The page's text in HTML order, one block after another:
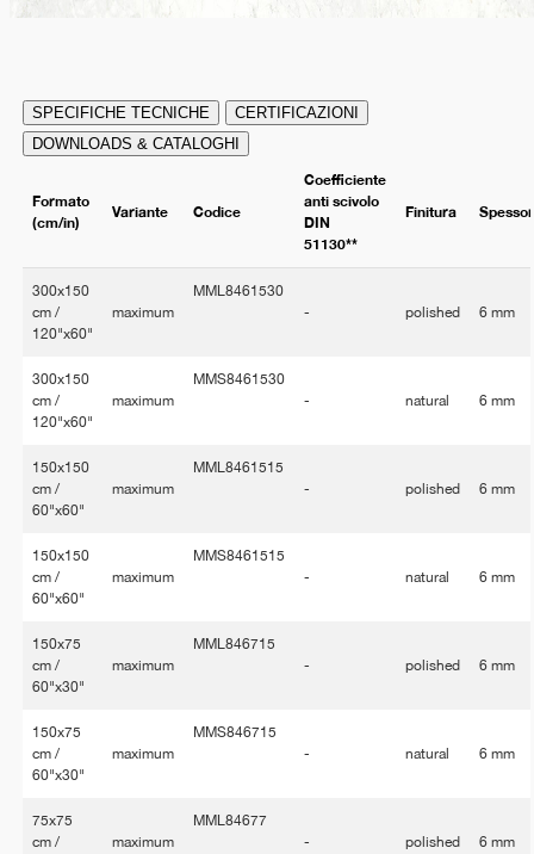
SPECIFICHE TECNICHE
CERTIFICAZIONI
DOWNLOADS & CATALOGHI
Formato
(cm/in)
Variante Codice
Coefficiente
anti scivolo
DIN
51130**
Finitura
300x150
cm /
120"x60"
maximum
MML8461530
-
polished 6 mm
300x150
cm /
120"x60"
maximum
MMS8461530
-
natural 6 mm
150x150
cm /
60"x60"
maximum
MML8461515
-
polished 6 mm
150x150
cm /
60"x60"
maximum
MMS8461515
-
natural 6 mm
150x75
cm /
60"x30"
maximum
MML846715
-
polished 6 mm
150x75
cm /
60"x30"
maximum
MMS846715
-
natural 6 mm
75x75
cm /
maximum
MML84677
-
polished 6 mm